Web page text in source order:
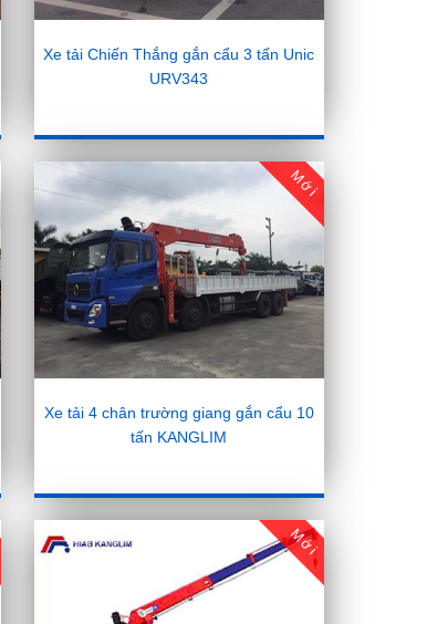
Xe tải Chiến Thắng gắn cẩu 3 tấn Unic
URV343
Mới
Xe tải 4 chân trường giang gắn cẩu 10
tấn KANGLIM
Mới